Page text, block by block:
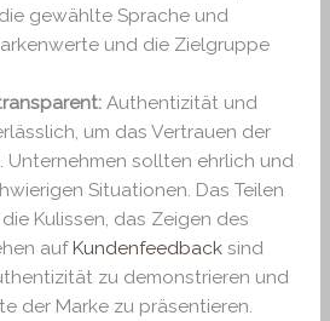
gewählte Sprache und
und die Zielgruppe
Authentizität und
um das Vertrauen der
Unternehmen sollten ehrlich und
Situationen. Das Teilen
Kulissen, das Zeigen des
aufKundenfeedbacksind
zu demonstrieren und
der Marke zu präsentieren.